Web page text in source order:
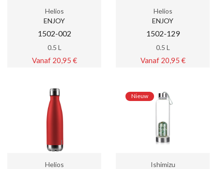
Helios
ENJOY
1502-002
0.5 L
Vanaf 20,95 €
Helios
ENJOY
1502-129
0.5 L
Vanaf 20,95 €
Helios
Nieuw
Ishimizu